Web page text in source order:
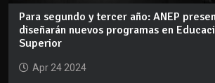
Para segundo y tercer año: ANEP
diseñarán nuevos programas en
Superior
Apr 24 2024